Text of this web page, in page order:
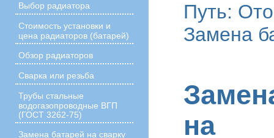
Выбор радиатора
Стоимость установки и
цена радиаторов (батарей)
Обзор радиаторов
Сварка или резьба
Трубы стальные
водогазопроводные ВГП
(ГОСТ 3262-75)
Замена батарей на сварку
Путь:
Замена
на